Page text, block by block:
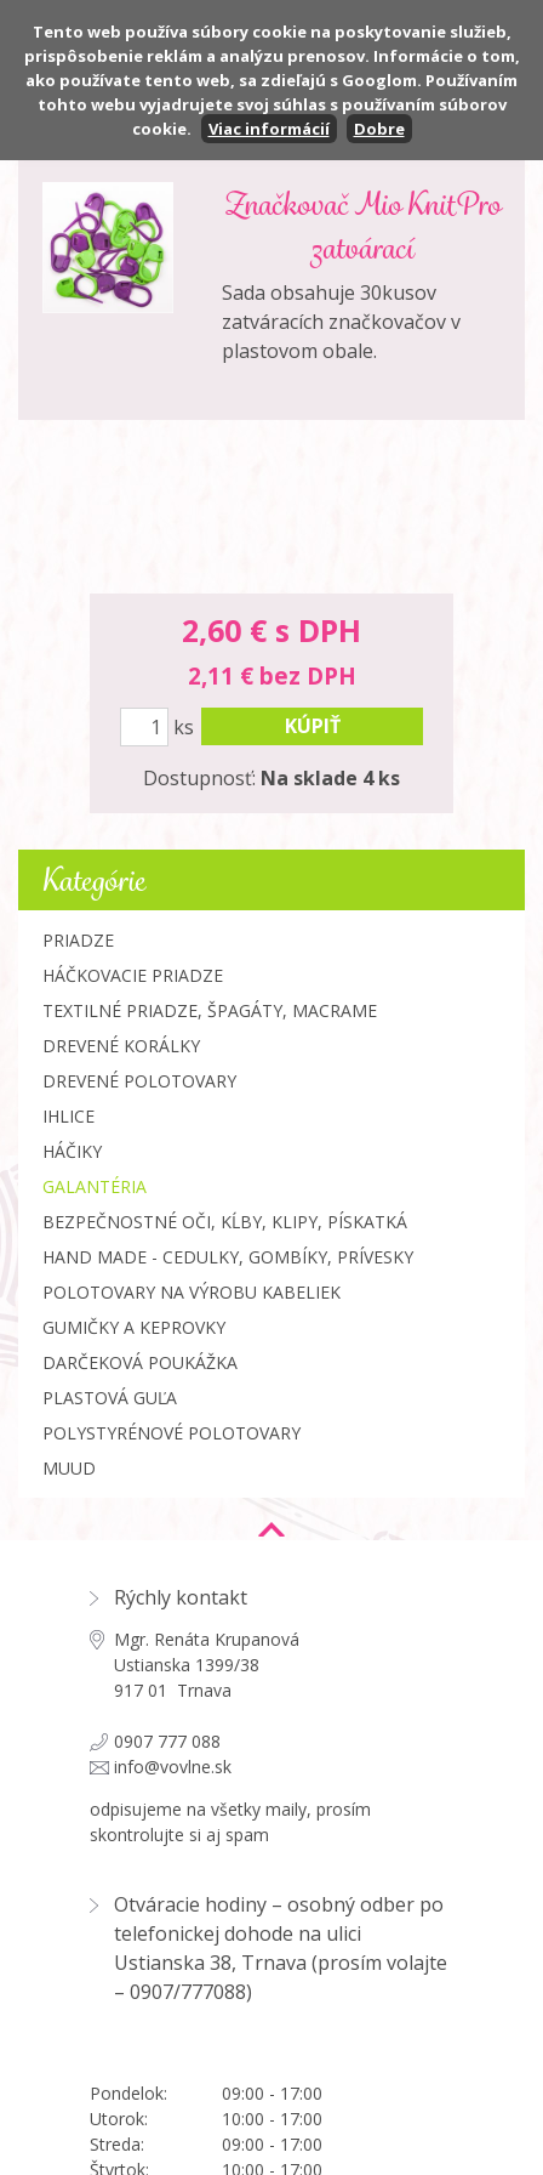
Počet:0 ks
Cena: 0,00 €
Značkovač Mio KnitPro
zatvárací
Sada obsahuje 30kusov
zatváracích značkovačov v
plastovom obale.
2,60 € s DPH
2,11 € bez DPH
ks
KÚPIŤ
Dostupnosť: Na sklade 4 ks
Kategórie
PRIADZE
HÁČKOVACIE PRIADZE
TEXTILNÉ PRIADZE, ŠPAGÁTY, MACRAME
DREVENÉ KORÁLKY
DREVENÉ POLOTOVARY
IHLICE
HÁČIKY
GALANTÉRIA
BEZPEČNOSTNÉ OČI, KĹBY, KLIPY, PÍSKATKÁ
HAND MADE - CEDULKY, GOMBÍKY, PRÍVESKY
POLOTOVARY NA VÝROBU KABELIEK
GUMIČKY A KEPROVKY
DARČEKOVÁ POUKÁŽKA
PLASTOVÁ GUĽA
POLYSTYRÉNOVÉ POLOTOVARY
MUUD
Rýchly kontakt
Mgr. Renáta Krupanová
Ustianska 1399/38
917 01 Trnava
0907 777 088
info@vovlne.sk
odpisujeme na všetky maily, prosím
skontrolujte si aj spam
Otváracie hodiny – osobný odber po
telefonickej dohode na ulici
Ustianska 38, Trnava (prosím volajte
– 0907/777088)
Pondelok:
09:00 - 17:00
Utorok:
10:00 - 17:00
Streda:
09:00 - 17:00
Štvrtok:
10:00 - 17:00
Tento web používa súbory cookie na poskytovanie služieb,
prispôsobenie reklám a analýzu prenosov. Informácie o tom,
ako používate tento web, sa zdieľajú s Googlom. Používaním
tohto webu vyjadrujete svoj súhlas s používaním súborov
cookie.
Viac informácií Dobre